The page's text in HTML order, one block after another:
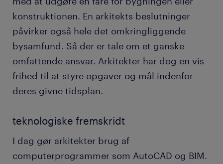
konstruktionen. En arkitekts beslutninger
påvirker også hele det omkringliggende
bysamfund. Så der er tale om et ganske
omfattende ansvar. Arkitekter har dog en vis
frihed til at styre opgaver og mål indenfor
deres givne tidsplan.
teknologiske fremskridt
I dag gør arkitekter brug af
computerprogrammer som AutoCAD og BIM.